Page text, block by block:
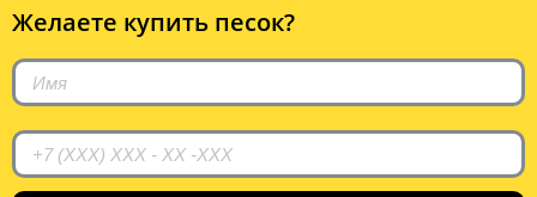
Желаете купить песок?